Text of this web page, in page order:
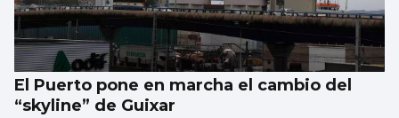
junio en 19 años
El Puerto pone en marcha el cambio del
“skyline” de Guixar